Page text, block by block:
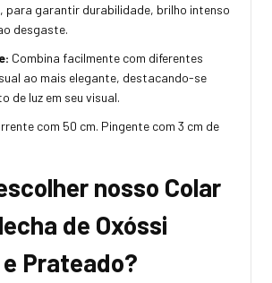
para garantir durabilidade, brilho intenso
desgaste.
Combina facilmente com diferentes
ao mais elegante, destacando-se
de luz em seu visual.
com 50 cm. Pingente com 3 cm de
nosso Colar
de Oxóssi
Prateado?